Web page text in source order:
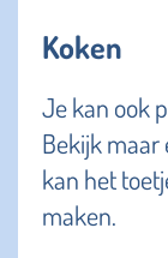
Koken
Je kan ook
Bekijk maar
kan het
maken.